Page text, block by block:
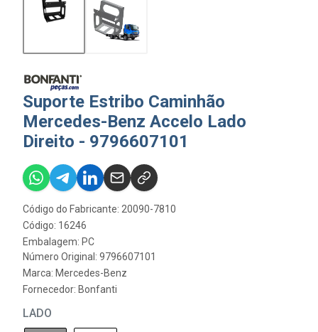
Suporte Estribo Caminhão
Mercedes-Benz Accelo Lado
Direito - 9796607101
Código do Fabricante: 20090-7810
Código: 16246
Embalagem: PC
Número Original: 9796607101
Marca: Mercedes-Benz
Fornecedor: Bonfanti
LADO